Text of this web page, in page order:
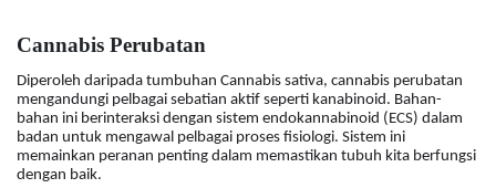
Cannabis Perubatan
Diperoleh daripada tumbuhan Cannabis sativa, cannabis perubatan
mengandungi pelbagai sebatian aktif seperti kanabinoid. Bahan-
bahan ini berinteraksi dengan sistem endokannabinoid (ECS) dalam
badan untuk mengawal pelbagai proses fisiologi. Sistem ini
memainkan peranan penting dalam memastikan tubuh kita berfungsi
dengan baik.